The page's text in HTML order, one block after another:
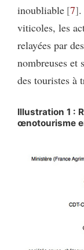
inoubliable 7 .
viticoles, les
relayées par
nombreuses et
des touristes à
Illustration 1 :
œnotourisme